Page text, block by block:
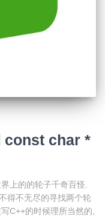
const char *
上的的轮子千奇百怪.
得不无尽的寻找两个轮
C++的时候理所当然的,